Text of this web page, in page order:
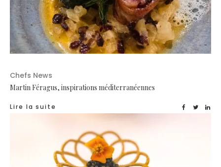
Chefs News
Martin Féragus, inspirations méditerranéennes
Lire la suite